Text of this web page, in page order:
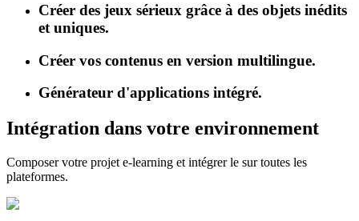
Créer des jeux sérieux grâce à des objets inédits
et uniques.
Créer vos contenus en version multilingue.
Générateur d'applications intégré.
Intégration dans votre environnement
Composer votre projet e-learning et intégrer le sur toutes les
plateformes.